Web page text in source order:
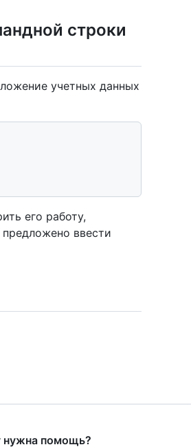
строки
учетных данных
его работу,
ввести
помощь?